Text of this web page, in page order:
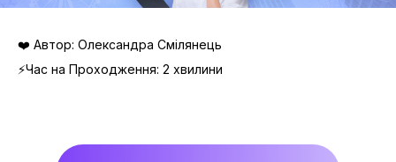
❤️ Автор: Олександра Смілянець
⚡Час на Проходження: 2 хвилини